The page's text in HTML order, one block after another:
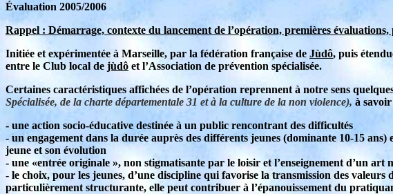
Évaluation 2005/2006
Rappel : Démarrage, contexte du lancement de l’opération, premières
Initiée et expérimentée à Marseille, par la fédération française de Jùdô, puis
entre le Club local de jùdô et l’Association de prévention spécialisée.
Certaines caractéristiques affichées de l’opération reprennent à notre sens
Spécialisée, de la charte départementale 31 et à la culture de la non violence), à
- une action socio-éducative destinée à un public rencontrant des difficultés
- un engagement dans la durée auprès des différents jeunes (dominante 10-15
jeune et son évolution
- une «entrée originale », non stigmatisante par le loisir et l’enseignement d’un art
- le choix, pour les jeunes, d’une discipline qui favorise la transmission des
particulièrement structurante, elle peut contribuer à l’épanouissement du